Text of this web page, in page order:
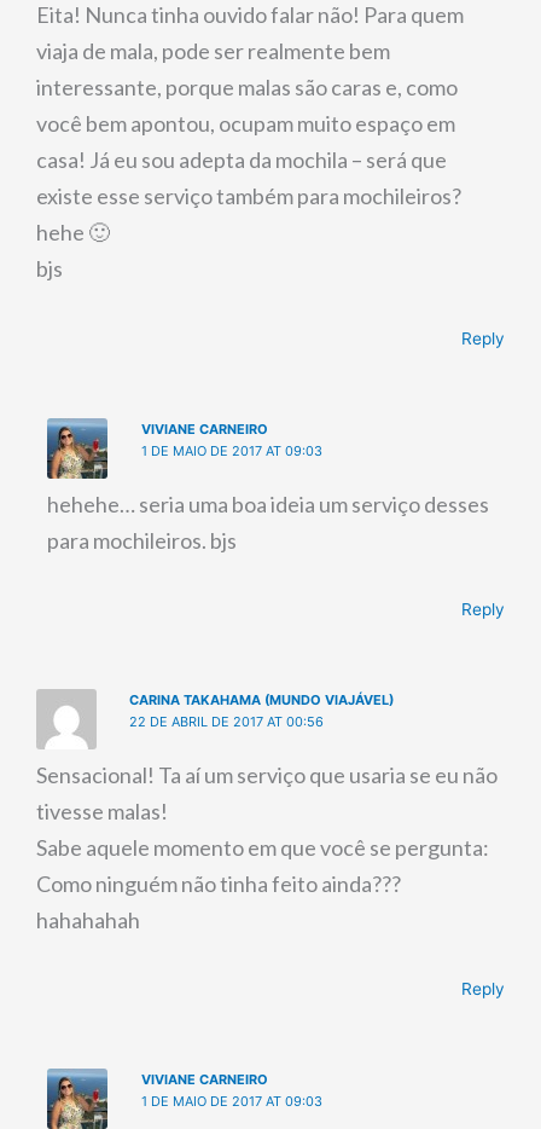
Eita! Nunca tinha ouvido falar não! Para quem
viaja de mala, pode ser realmente bem
interessante, porque malas são caras e, como
você bem apontou, ocupam muito espaço em
casa! Já eu sou adepta da mochila – será que
existe esse serviço também para mochileiros?
hehe 🙂
bjs
Reply
VIVIANE CARNEIRO
1 DE MAIO DE 2017 AT 09:03
hehehe… seria uma boa ideia um serviço desses
para mochileiros. bjs
Reply
CARINA TAKAHAMA (MUNDO VIAJÁVEL)
22 DE ABRIL DE 2017 AT 00:56
Sensacional! Ta aí um serviço que usaria se eu não
tivesse malas!
Sabe aquele momento em que você se pergunta:
Como ninguém não tinha feito ainda???
hahahahah
Reply
VIVIANE CARNEIRO
1 DE MAIO DE 2017 AT 09:03